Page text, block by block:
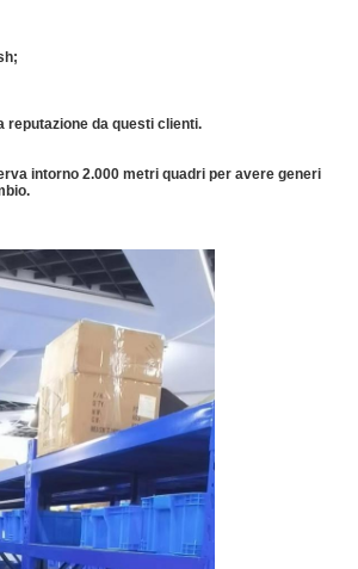
reputazione da questi clienti.
intorno 2.000 metri quadri per avere generi